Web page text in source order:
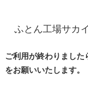
ふとん工場サカ
ご利用が終わりまし
をお願いいたします。